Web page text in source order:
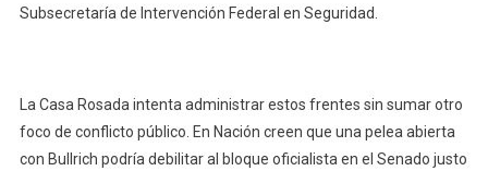
Subsecretaría de Intervención Federal en Seguridad.
La Casa Rosada intenta administrar estos frentes sin sumar otro
foco de conflicto público. En Nación creen que una pelea abierta
con Bullrich podría debilitar al bloque oficialista en el Senado justo